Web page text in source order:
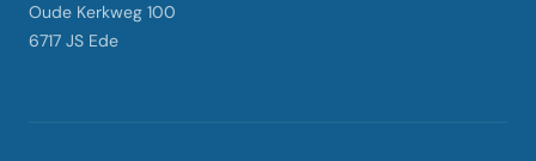
Oude Kerkweg 100
6717 JS Ede